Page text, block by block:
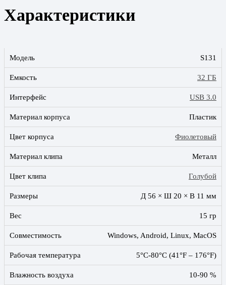
Характеристики
Модель S131
Емкость 32 ГБ
Интерфейс USB 3.0
Материал корпуса Пластик
Цвет корпуса Фиолетовый
Материал клипа Металл
Цвет клипа Голубой
Размеры Д 56 × Ш 20 × В 11 мм
Вес 15 гр
Совместимость Windows, Android, Linux, MacOS
Рабочая температура 5°C-80°C (41°F – 176°F)
Влажность воздуха 10-90 %